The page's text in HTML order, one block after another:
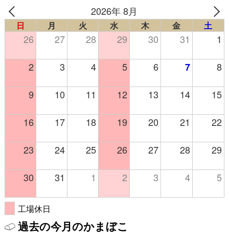
2026年 8月
日 月 火 水 木 金 土
26 27 28 29 30 31 1
2 3 4 5 6 7 8
9 10 11 12 13 14 15
16 17 18 19 20 21 22
23 24 25 26 27 28 29
30 31 1 2 3 4 5
工場休日
過去の今月のかまぼこ